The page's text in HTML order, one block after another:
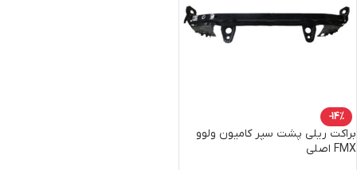
-14%
براکت ریلی پشت سپر کامیون ولوو
FMX اصلی